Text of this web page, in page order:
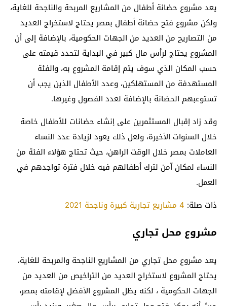
يعد مشروع حضانة أطفال من المشاريع المربحة والناجحة للغاية،
ولكن مشروع فتح حضانة أطفال بمصر يحتاج لاستخراج العديد
من التصاريح من العديد من الجهات الحكومية، بالإضافة إلى أن
المشروع يحتاج لرأس مال كبير في البداية لتحدد قيمته على
حسب المكان الذي سوف يتم إقامة المشروع به، والفئة
المستهدفة من المستهلكين، وعدد الأطفال الذين يجب أن
تستوعبهم الحضانة بالإضافة لعدد الفصول وغيرها.
وقد زاد إقبال المستثمرين على إنشاء حضانات للأطفال خاصة
خلال السنوات الأخيرة، ولعل ذلك يعود لزيادة عدد النساء
العاملات بمصر خلال الوقت الراهن، حيث تحتاج هؤلاء الفئة من
النساء لمكان آمن لترك أطفالهم فيه خلال فترة تواجدهم في
العمل.
ذات صلة: 4 مشاريع تجارية كبيرة وناجحة 2021
مشروع محل تجاري
يعد مشروع محل تجاري من المشاريع الناجحة والمربحة للغاية،
يحتاج المشروع لاستخراج العديد من التراخيص من العديد من
الجهات الحكومية ، لكنه يظل المشروع الأفضل لإقامته بمصر،